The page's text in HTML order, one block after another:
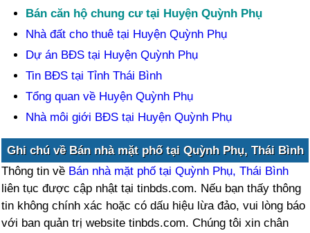
Bán căn hộ chung cư tại Huyện Quỳnh Phụ
Nhà đất cho thuê tại Huyện Quỳnh Phụ
Dự án BĐS tại Huyện Quỳnh Phụ
Tin BĐS tại Tỉnh Thái Bình
Tổng quan về Huyện Quỳnh Phụ
Nhà môi giới BĐS tại Huyện Quỳnh Phụ
Ghi chú về Bán nhà mặt phố tại Quỳnh Phụ, Thái Bình
Thông tin về Bán nhà mặt phố tại Quỳnh Phụ, Thái Bình
liên tục được cập nhật tại tinbds.com. Nếu bạn thấy thông
tin không chính xác hoặc có dấu hiệu lừa đảo, vui lòng báo
với ban quản trị website tinbds.com. Chúng tôi xin chân